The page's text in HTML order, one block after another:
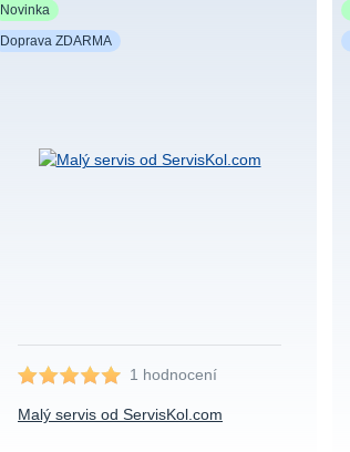
Novinka
Doprava ZDARMA
1 hodnocení
Malý servis od ServisKol.com